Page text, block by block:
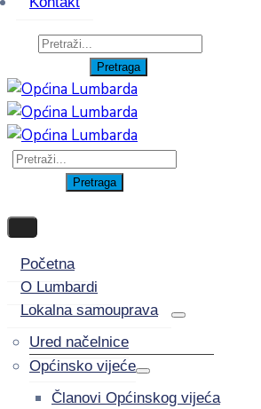
Početna
O Lumbardi
Lokalna samouprava
Ured načelnice
Općinsko vijeće
Članovi Općinskog vijeća